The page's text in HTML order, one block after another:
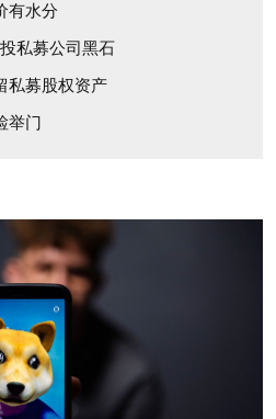
他们担当的职位。所以我拒
，我原本将被重新选举为
的代理人投票已经结束。于
供职于公司之外，他们还希
我不从的话，他们将推迟股
有水分
私募公司黑石
私募股权资产
举门